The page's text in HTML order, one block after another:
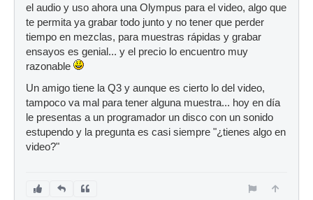
el audio y uso ahora una Olympus para el video, algo que
te permita ya grabar todo junto y no tener que perder
tiempo en mezclas, para muestras rápidas y grabar
ensayos es genial... y el precio lo encuentro muy
razonable
Un amigo tiene la Q3 y aunque es cierto lo del video,
tampoco va mal para tener alguna muestra... hoy en día
le presentas a un programador un disco con un sonido
estupendo y la pregunta es casi siempre "¿tienes algo en
video?"